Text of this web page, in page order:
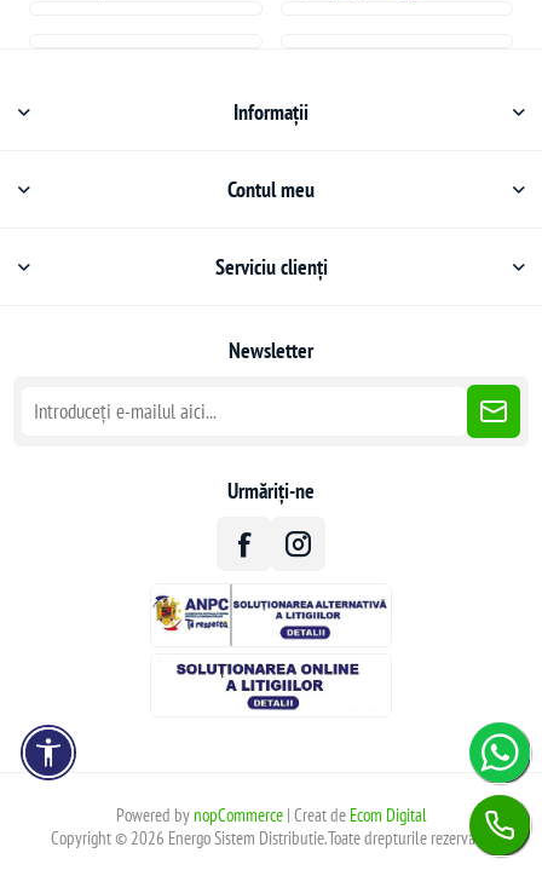
Informații
Contul meu
Serviciu clienți
Newsletter
Urmăriți-ne
Powered bynopCommerce| Creat de Ecom Digital
Copyright © 2026 Energo Sistem Distributie.Toate drepturile rezervate.